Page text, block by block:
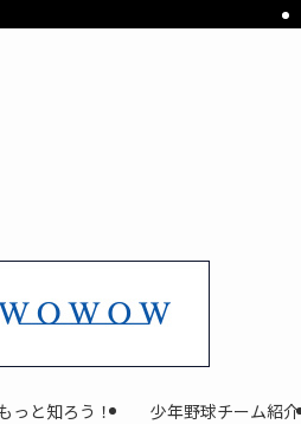
っと知ろう！ 少年野球チーム紹介